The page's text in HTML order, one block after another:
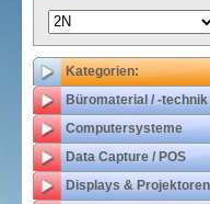
Kategorien:
Büromaterial / -technik
Computersysteme
Data Capture / POS
Displays & Projektoren